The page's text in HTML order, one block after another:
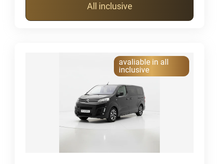
All inclusive
avaliable in all
inclusive